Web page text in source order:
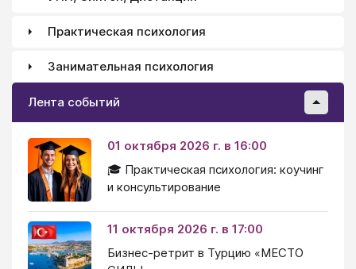
Практическая психология
Занимательная психология
Лента событий
01 октября 2026 г. в 16:00
🎓 Практическая психология: коучинг
и консультирование
11 октября 2026 г. в 17:00
Бизнес-ретрит в Турцию «МЕСТО